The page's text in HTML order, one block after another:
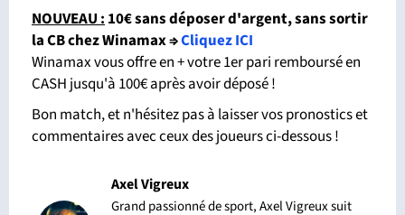
NOUVEAU : 10€ sans déposer d'argent, sans sortir
la CB chez Winamax⇒Cliquez ICI
Winamax vous offre en + votre 1er pari remboursé en
CASH jusqu'à 100€ après avoir déposé !
Bon match, et n'hésitez pas à laisser vos pronostics et
commentaires avec ceux des joueurs ci-dessous !
Axel Vigreux
Grand passionné de sport, Axel Vigreux suit